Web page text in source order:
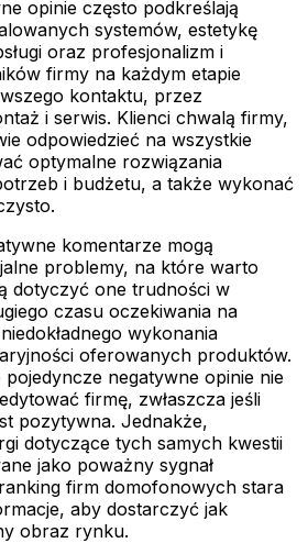
opinie często podkreślają
systemów, estetykę
oraz profesjonalizm i
firmy na każdym etapie
kontaktu, przez
i serwis. Klienci chwalą firmy,
odpowiedzieć na wszystkie
optymalne rozwiązania
i budżetu, a także wykonać
komentarze mogą
problemy, na które warto
dotyczyć one trudności w
czasu oczekiwania na
wykonania
oferowanych produktów.
negatywne opinie nie
firmę, zwłaszcza jeśli
pozytywna. Jednakże,
dotyczące tych samych kwestii
jako poważny sygnał
firm domofonowych stara
aby dostarczyć jak
obraz rynku.